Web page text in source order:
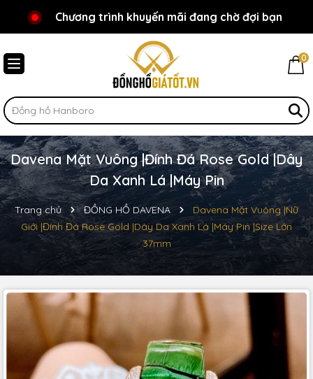
Chào mừng bạn đến với Đồnghồgiátốt.vn!
Chương trình khuyến mãi đang chờ đợi bạn
0
Davena Mặt Vuông |Đính Đá Rose Gold |Dây
Da Xanh Lá |Máy Pin
Trang chủ ĐỒNG HỒ DAVENA
Davena Mặt Vuông |Nữ
Giới |Đính Đá Rose Gold |Dây Da Xanh Lá |Máy Pin |Size Lớn
37mm